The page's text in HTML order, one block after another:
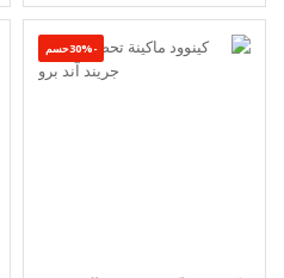
-30%حسم